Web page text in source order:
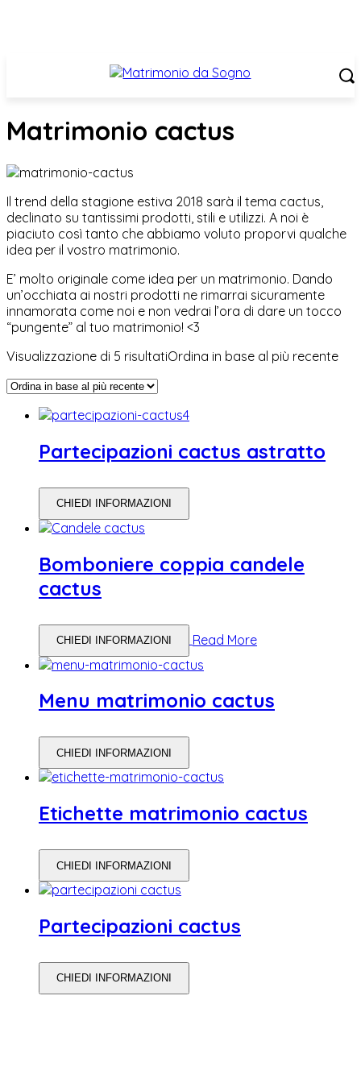
Matrimonio cactus
Il trend della stagione estiva 2018 sarà il tema cactus,
declinato su tantissimi prodotti, stili e utilizzi. A noi è
piaciuto così tanto che abbiamo voluto proporvi qualche
idea per il vostro matrimonio.
E’ molto originale come idea per un matrimonio. Dando
un’occhiata ai nostri prodotti ne rimarrai sicuramente
innamorata come noi e non vedrai l’ora di dare un tocco
“pungente” al tuo matrimonio! <3
Visualizzazione di 5 risultatiOrdina in base al più recente
Partecipazioni cactus astratto
CHIEDI INFORMAZIONI
Bomboniere coppia candele
cactus
CHIEDI INFORMAZIONI Read More
Menu matrimonio cactus
CHIEDI INFORMAZIONI
Etichette matrimonio cactus
CHIEDI INFORMAZIONI
Partecipazioni cactus
CHIEDI INFORMAZIONI